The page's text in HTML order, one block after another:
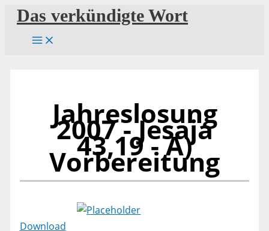
Zum
Inhalt
springen
Das verkündigte Wort
Jahreslosung
2007 - Jesaja
43,19 - A)
Vorbereitung
Download